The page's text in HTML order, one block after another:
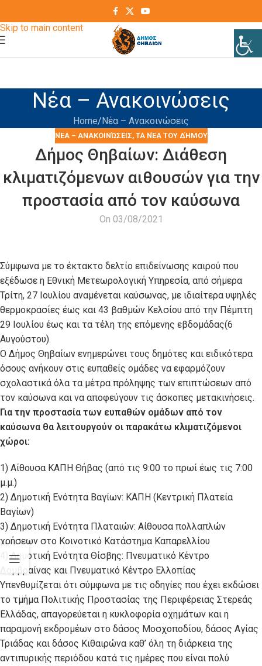
Skip to main content
Νέα – Ανακοινώσεις
Home Νέα – Ανακοινώσεις
ΝΈΑ – ΑΝΑΚΟΙΝΏΣΕΙΣ, ΤΑ ΝΈΑ ΤΟΥ ΔΉΜΟΥ
Δήμος Θηβαίων: Διάθεση
κλιματιζόμενων αιθουσών για την
προστασία από τον καύσωνα
On 03/08/2021
Σύμφωνα με το έκτακτο δελτίο επιδείνωσης καιρού που
εξέδωσε η Εθνική Μετεωρολογική Υπηρεσία, από σήμερα
Τρίτη, 27 Ιουλίου αναμένεται καύσωνας, με ιδιαίτερα υψηλές
θερμοκρασίες έως και 43 βαθμών Κελσίου από την Πέμπτη
29 Ιουλίου έως και τα τέλη της επόμενης εβδομάδας(6
Αυγούστου).
Ο Δήμος Θηβαίων ενημερώνει τους δημότες και ειδικότερα
όσους ανήκουν στις ευπαθείς ομάδες να εφαρμόζουν
σχολαστικά όλα τα μέτρα πρόληψης των επιπτώσεων από
τον καύσωνα και να αποφεύγουν τις άσκοπες μετακινήσεις.
Για την προστασία των ευπαθών ομάδων από τον
καύσωνα θα λειτουργούν οι παρακάτω κλιματιζόμενοι
χώροι:
1) Αίθουσα ΚΑΠΗ Θήβας (από τις 9:00 το πρωί έως τις 7:00
μ.μ.)
2) Δημοτική Ενότητα Βαγίων: ΚΑΠΗ (Κεντρική Πλατεία
Βαγίων)
3) Δημοτική Ενότητα Πλαταιών: Αίθουσα πολλαπλών
χρήσεων στο Κοινοτικό Κατάστημα Καπαρελλίου
4) Δημοτική Ενότητα Θίσβης: Πνευματικό Κέντρο
Δομβραίνας και Πνευματικό Κέντρο Ελλοπίας
Yπενθυμίζεται ότι σύμφωνα με τις οδηγίες που έχει εκδώσει
το τμήμα Πολιτικής Προστασίας της Περιφέρειας Στερεάς
Ελλάδας, απαγορεύεται η κυκλοφορία οχημάτων και η
παραμονή εκδρομέων στο δάσος Μοσχοποδίου, δάσος Αγίας
Τριάδας και δάσος Κιθαιρώνα καθ’ όλη τη διάρκεια της
αντιπυρικής περιόδου κατά τις ημέρες που είναι πολύ